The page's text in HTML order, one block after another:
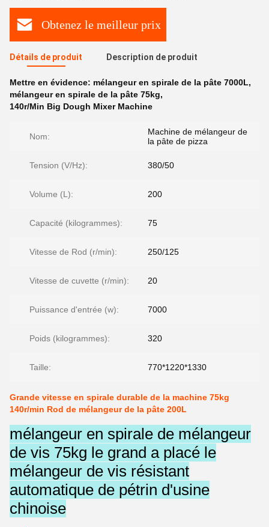
Obtenez le meilleur prix
Détails de produit Description de produit
Mettre en évidence: mélangeur en spirale de la pâte 7000L,
mélangeur en spirale de la pâte 75kg,
140r/Min Big Dough Mixer Machine
Nom:
Machine de mélangeur de
la pâte de pizza
Tension (V/Hz): 380/50
Volume (L): 200
Capacité (kilogrammes): 75
Vitesse de Rod (r/min): 250/125
Vitesse de cuvette (r/min): 20
Puissance d'entrée (w): 7000
Poids (kilogrammes): 320
Taille: 770*1220*1330
Grande vitesse en spirale durable de la machine 75kg
140r/min Rod de mélangeur de la pâte 200L
mélangeur en spirale de mélangeur
de vis 75kg le grand a placé le
mélangeur de vis résistant
automatique de pétrin d'usine
chinoise